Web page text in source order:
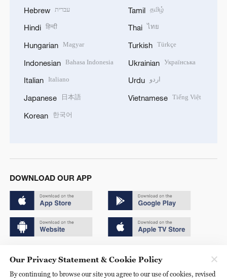
Hebrew עברית
Hindi हिन्दी
Hungarian Magyar
Indonesian Bahasa Indonesia
Italian Italiano
Japanese 日本語
Korean 한국어
Tamil தமிழ்
Thai ไทย
Turkish Türkçe
Ukrainian Українська
Urdu اردو
Vietnamese Tiếng Việt
DOWNLOAD OUR APP
京ICP备20000184号
Our Privacy Statement & Cookie Policy
By continuing to browse our site you agree to our use of cookies, revised